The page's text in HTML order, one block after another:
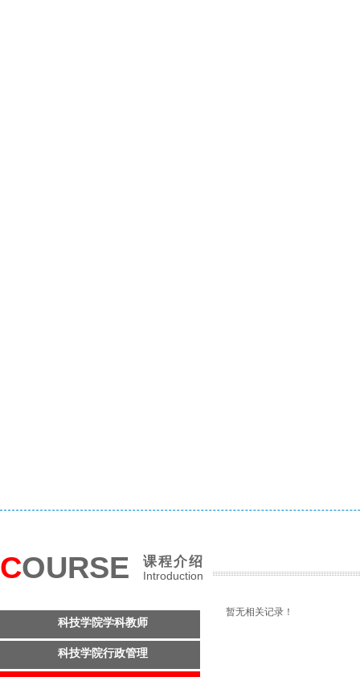
COURSE 课程介绍
Introduction
暂无相关记录！
科技学院学科教师
科技学院行政管理